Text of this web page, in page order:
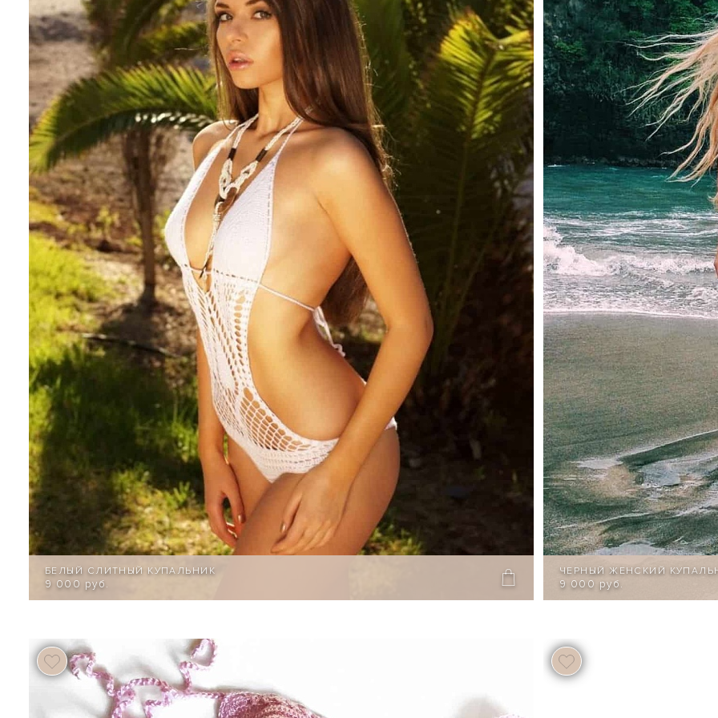
БЕЛЫЙ СЛИТНЫЙ КУПАЛЬНИК
9 000 руб.
ЧЕРНЫЙ ЖЕНСКИЙ
9 000 руб.
63 67